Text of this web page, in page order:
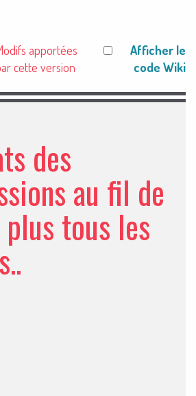
apportées
cette version
Afficher le
code Wiki
des
au fil de
tous les